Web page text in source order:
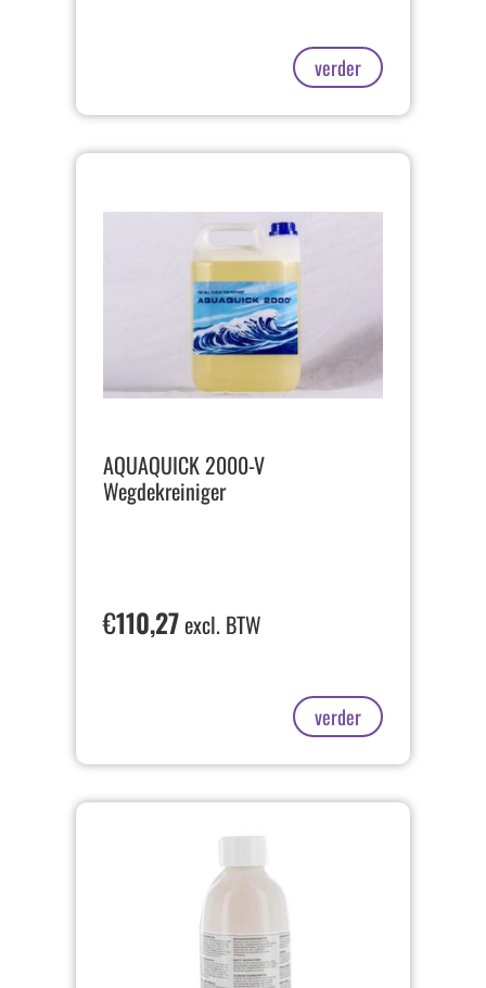
verder
AQUAQUICK 2000-V
Wegdekreiniger
€110,27excl. BTW
verder